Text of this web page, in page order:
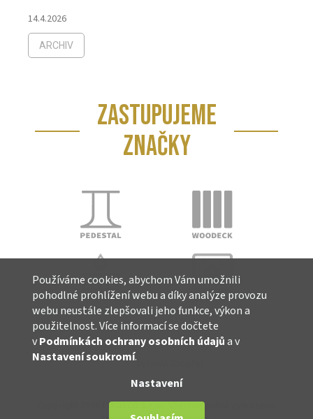
Používáme cookies, abychom Vám umožnili
pohodlné prohlížení webu a díky analýze provozu
webu neustále zlepšovali jeho funkce, výkon a
použitelnost. Více informací se dočtete
vPodmínkách ochrany osobních údajůa v
Nastavení soukromí.
Nastavení
14.4.2026
ARCHIV
ZASTUPUJEME
ZNAČKY
Vytvořil Shoptet
ITADECO s.r.o.. Všechna práva vyhrazena.